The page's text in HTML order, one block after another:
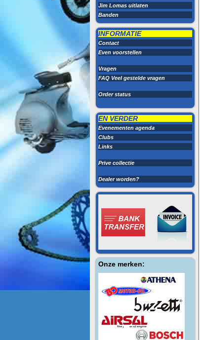
Jim Lomas uitlaten
Banden
INFORMATIE
Contact
Even voorstellen
Vragen
FAQ Veel gestelde vragen
Order status
EN VERDER
Evenementen agenda
Clubs
Links
Prive collectie
Dealer worden?
Onze merken: